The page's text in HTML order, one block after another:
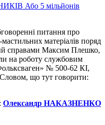
питання про
матеріалів поряд
справами Максим Плешко,
на роботу службовим
№ 500-62 КІ,
що тут говорити:
Олександр НАКАЗНЕНКО